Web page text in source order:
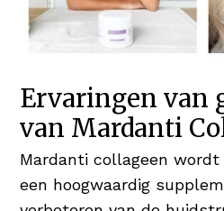
Ervaringen van
van Mardanti
Mardanti collageen
een hoogwaardig